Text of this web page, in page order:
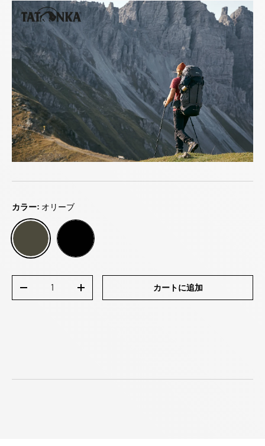
カラー: オリーブ
オリーブ ブラック
数量を減らす
数量を増やす カートに追加